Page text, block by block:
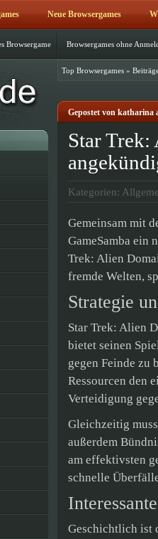
Neue Browsergames
Browsergame Browsergames ohne
Top Browsergames »
Gepostet von katharina
Star Trek:
Kategorien:
Gemeinsam mit
GameSamba ein
Trek: Alien
fremde Welten,
Strategie
Star Trek: Alien
bietet seinen
gegen Feinde zu
Ressourcen den
Verteidigung
Gleichzeitig
außerdem
am effektivsten
schnelle
Geschichtlich ist